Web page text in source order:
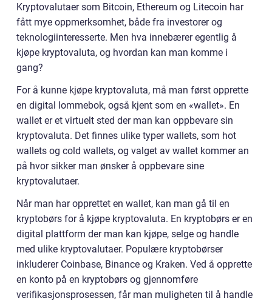
Kryptovalutaer som Bitcoin, Ethereum og Litecoin har
fått mye oppmerksomhet, både fra investorer og
teknologiinteresserte. Men hva innebærer egentlig å
kjøpe kryptovaluta, og hvordan kan man komme i
gang?
For å kunne kjøpe kryptovaluta, må man først opprette
en digital lommebok, også kjent som en «wallet». En
wallet er et virtuelt sted der man kan oppbevare sin
kryptovaluta. Det finnes ulike typer wallets, som hot
wallets og cold wallets, og valget av wallet kommer an
på hvor sikker man ønsker å oppbevare sine
kryptovalutaer.
Når man har opprettet en wallet, kan man gå til en
kryptobørs for å kjøpe kryptovaluta. En kryptobørs er en
digital plattform der man kan kjøpe, selge og handle
med ulike kryptovalutaer. Populære kryptobørser
inkluderer Coinbase, Binance og Kraken. Ved å opprette
en konto på en kryptobørs og gjennomføre
verifikasjonsprosessen, får man muligheten til å handle